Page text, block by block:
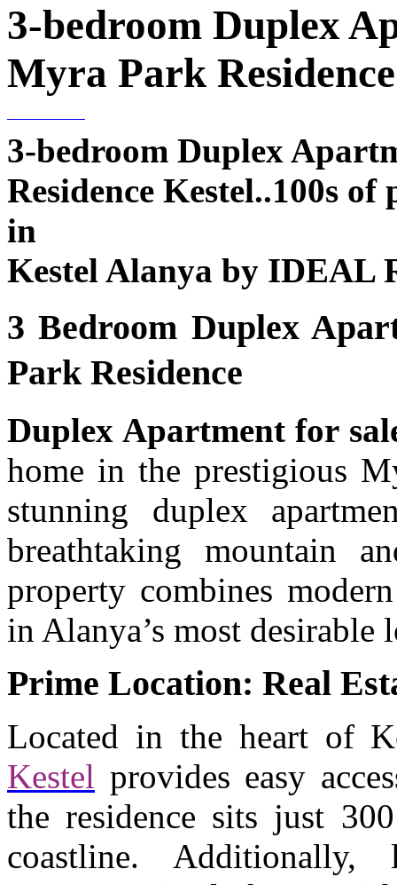
3-bedroom Duplex
Myra Park
3-bedroom Duplex
Residence Kestel..100s
in
Kestel Alanya by IDEAL
3 Bedroom Duplex
Park Residence
Duplex Apartment for
home in the prestigious
stunning duplex
breathtaking mountain
property combines
in Alanya’s most desirable
Prime Location: Real
Located in the heart of
Kestel provides easy
the residence sits just
coastline. Additionally,